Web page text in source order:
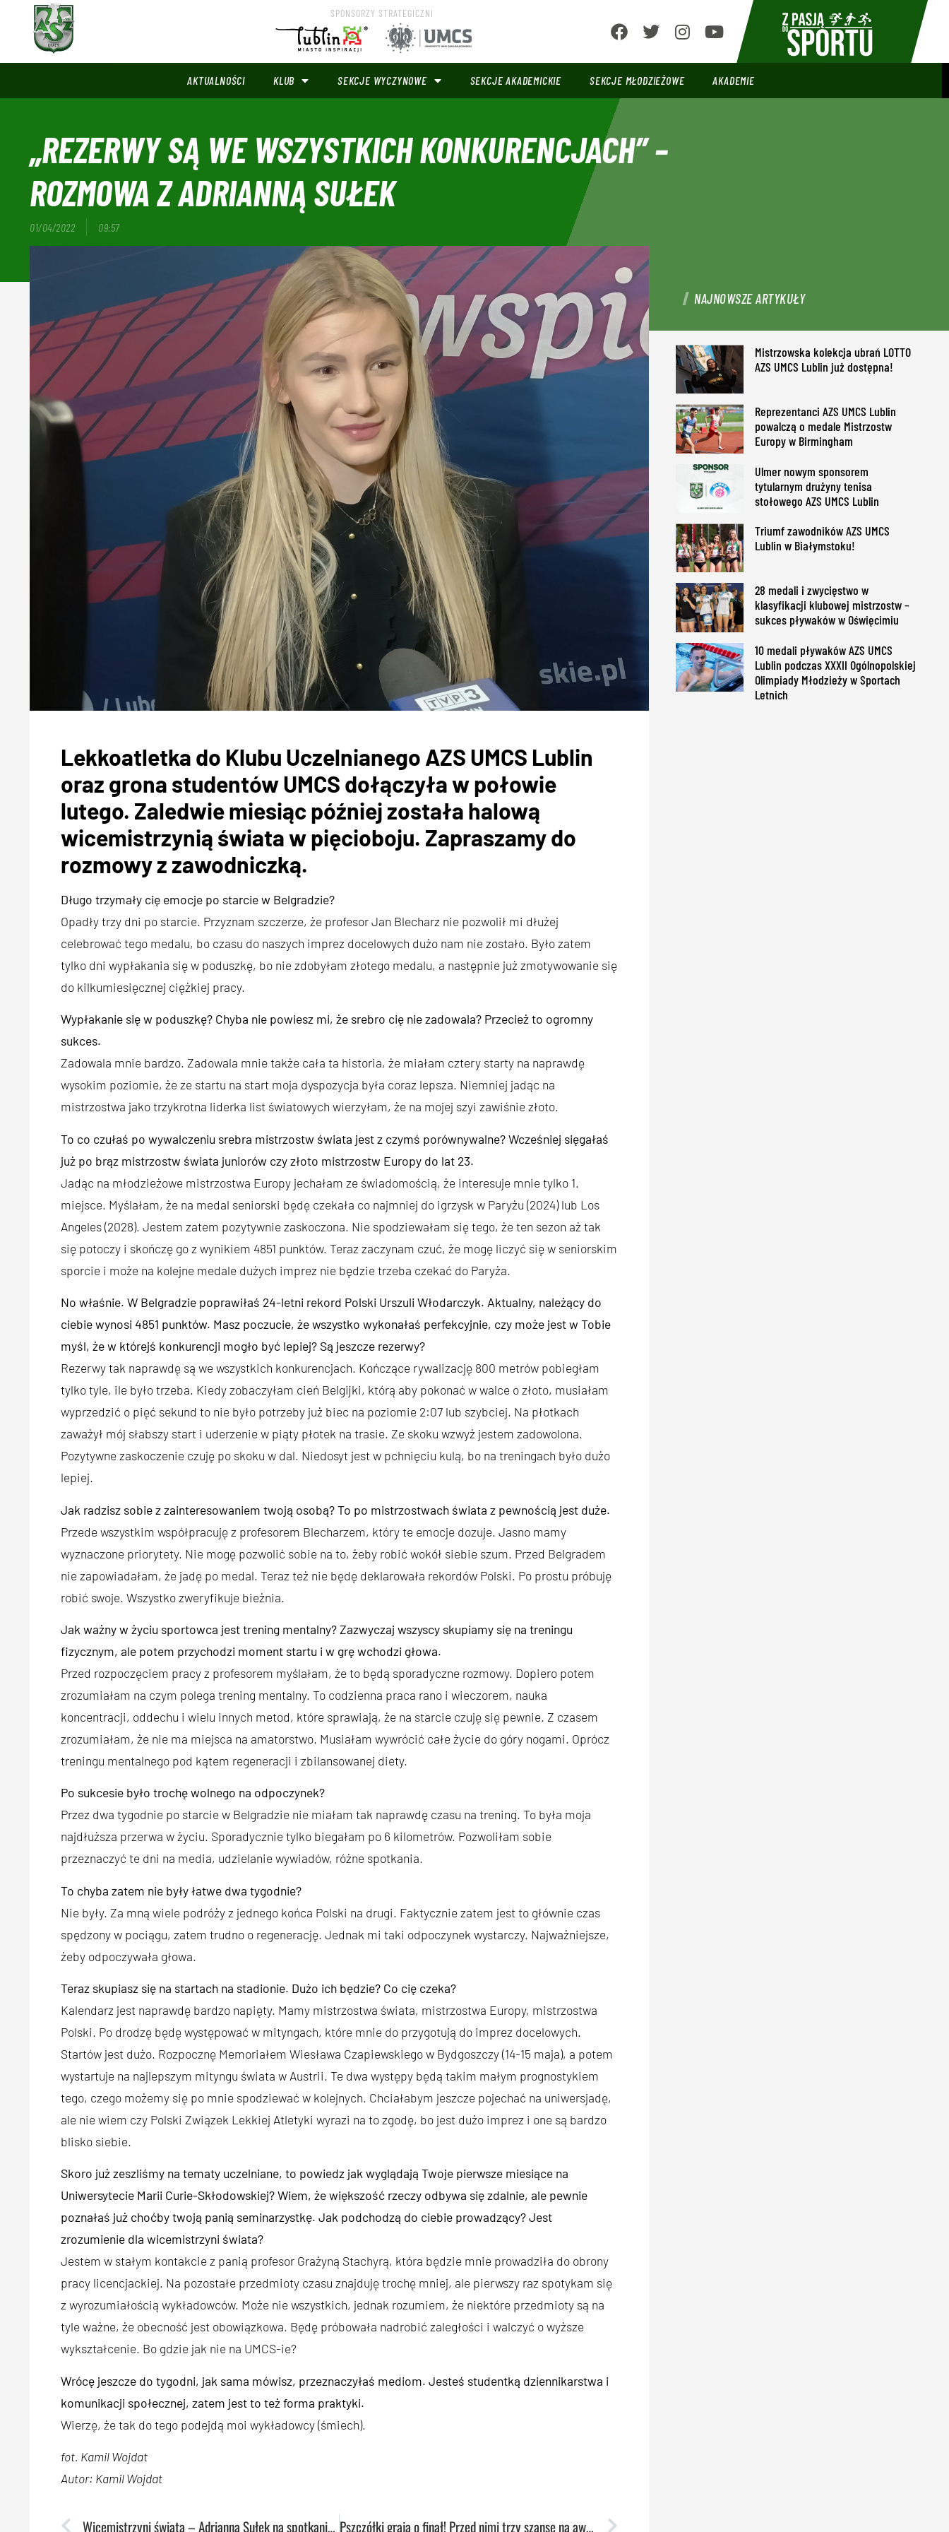
SPONSORZY STRATEGICZNI
AKTUALNOŚCI KLUB SEKCJE WYCZYNOWE SEKCJE AKADEMICKIE SEKCJE MŁODZIEŻOWE AKADEMIE
„REZERWY SĄ WE WSZYSTKICH KONKURENCJACH” –
ROZMOWA Z ADRIANNĄ SUŁEK
01/04/2022 09:57
Lekkoatletka do Klubu Uczelnianego AZS UMCS Lublin
oraz grona studentów UMCS dołączyła w połowie
lutego. Zaledwie miesiąc później została halową
wicemistrzynią świata w pięcioboju. Zapraszamy do
rozmowy z zawodniczką.
Długo trzymały cię emocje po starcie w Belgradzie?
Opadły trzy dni po starcie. Przyznam szczerze, że profesor Jan Blecharz nie pozwolił mi dłużej
celebrować tego medalu, bo czasu do naszych imprez docelowych dużo nam nie zostało. Było zatem
tylko dni wypłakania się w poduszkę, bo nie zdobyłam złotego medalu, a następnie już zmotywowanie się
do kilkumiesięcznej ciężkiej pracy.
Wypłakanie się w poduszkę? Chyba nie powiesz mi, że srebro cię nie zadowala? Przecież to ogromny
sukces.
Zadowala mnie bardzo. Zadowala mnie także cała ta historia, że miałam cztery starty na naprawdę
wysokim poziomie, że ze startu na start moja dyspozycja była coraz lepsza. Niemniej jadąc na
mistrzostwa jako trzykrotna liderka list światowych wierzyłam, że na mojej szyi zawiśnie złoto.
To co czułaś po wywalczeniu srebra mistrzostw świata jest z czymś porównywalne? Wcześniej sięgałaś
już po brąz mistrzostw świata juniorów czy złoto mistrzostw Europy do lat 23.
Jadąc na młodzieżowe mistrzostwa Europy jechałam ze świadomością, że interesuje mnie tylko 1.
miejsce. Myślałam, że na medal seniorski będę czekała co najmniej do igrzysk w Paryżu (2024) lub Los
Angeles (2028). Jestem zatem pozytywnie zaskoczona. Nie spodziewałam się tego, że ten sezon aż tak
się potoczy i skończę go z wynikiem 4851 punktów. Teraz zaczynam czuć, że mogę liczyć się w seniorskim
sporcie i może na kolejne medale dużych imprez nie będzie trzeba czekać do Paryża.
No właśnie. W Belgradzie poprawiłaś 24-letni rekord Polski Urszuli Włodarczyk. Aktualny, należący do
ciebie wynosi 4851 punktów. Masz poczucie, że wszystko wykonałaś perfekcyjnie, czy może jest w Tobie
myśl, że w którejś konkurencji mogło być lepiej? Są jeszcze rezerwy?
Rezerwy tak naprawdę są we wszystkich konkurencjach. Kończące rywalizację 800 metrów pobiegłam
tylko tyle, ile było trzeba. Kiedy zobaczyłam cień Belgijki, którą aby pokonać w walce o złoto, musiałam
wyprzedzić o pięć sekund to nie było potrzeby już biec na poziomie 2:07 lub szybciej. Na płotkach
zaważył mój słabszy start i uderzenie w piąty płotek na trasie. Ze skoku wzwyż jestem zadowolona.
Pozytywne zaskoczenie czuję po skoku w dal. Niedosyt jest w pchnięciu kulą, bo na treningach było dużo
lepiej.
Jak radzisz sobie z zainteresowaniem twoją osobą? To po mistrzostwach świata z pewnością jest duże.
Przede wszystkim współpracuję z profesorem Blecharzem, który te emocje dozuje. Jasno mamy
wyznaczone priorytety. Nie mogę pozwolić sobie na to, żeby robić wokół siebie szum. Przed Belgradem
nie zapowiadałam, że jadę po medal. Teraz też nie będę deklarowała rekordów Polski. Po prostu próbuję
robić swoje. Wszystko zweryfikuje bieżnia.
Jak ważny w życiu sportowca jest trening mentalny? Zazwyczaj wszyscy skupiamy się na treningu
fizycznym, ale potem przychodzi moment startu i w grę wchodzi głowa.
Przed rozpoczęciem pracy z profesorem myślałam, że to będą sporadyczne rozmowy. Dopiero potem
zrozumiałam na czym polega trening mentalny. To codzienna praca rano i wieczorem, nauka
koncentracji, oddechu i wielu innych metod, które sprawiają, że na starcie czuję się pewnie. Z czasem
zrozumiałam, że nie ma miejsca na amatorstwo. Musiałam wywrócić całe życie do góry nogami. Oprócz
treningu mentalnego pod kątem regeneracji i zbilansowanej diety.
Po sukcesie było trochę wolnego na odpoczynek?
Przez dwa tygodnie po starcie w Belgradzie nie miałam tak naprawdę czasu na trening. To była moja
najdłuższa przerwa w życiu. Sporadycznie tylko biegałam po 6 kilometrów. Pozwoliłam sobie
przeznaczyć te dni na media, udzielanie wywiadów, różne spotkania.
To chyba zatem nie były łatwe dwa tygodnie?
Nie były. Za mną wiele podróży z jednego końca Polski na drugi. Faktycznie zatem jest to głównie czas
spędzony w pociągu, zatem trudno o regenerację. Jednak mi taki odpoczynek wystarczy. Najważniejsze,
żeby odpoczywała głowa.
Teraz skupiasz się na startach na stadionie. Dużo ich będzie? Co cię czeka?
Kalendarz jest naprawdę bardzo napięty. Mamy mistrzostwa świata, mistrzostwa Europy, mistrzostwa
Polski. Po drodzę będę występować w mityngach, które mnie do przygotują do imprez docelowych.
Startów jest dużo. Rozpocznę Memoriałem Wiesława Czapiewskiego w Bydgoszczy (14-15 maja), a potem
wystartuje na najlepszym mityngu świata w Austrii. Te dwa występy będą takim małym prognostykiem
tego, czego możemy się po mnie spodziewać w kolejnych. Chciałabym jeszcze pojechać na uniwersjadę,
ale nie wiem czy Polski Związek Lekkiej Atletyki wyrazi na to zgodę, bo jest dużo imprez i one są bardzo
blisko siebie.
Skoro już zeszliśmy na tematy uczelniane, to powiedz jak wyglądają Twoje pierwsze miesiące na
Uniwersytecie Marii Curie-Skłodowskiej? Wiem, że większość rzeczy odbywa się zdalnie, ale pewnie
poznałaś już choćby twoją panią seminarzystkę. Jak podchodzą do ciebie prowadzący? Jest
zrozumienie dla wicemistrzyni świata?
Jestem w stałym kontakcie z panią profesor Grażyną Stachyrą, która będzie mnie prowadziła do obrony
pracy licencjackiej. Na pozostałe przedmioty czasu znajduję trochę mniej, ale pierwszy raz spotykam się
z wyrozumiałością wykładowców. Może nie wszystkich, jednak rozumiem, że niektóre przedmioty są na
tyle ważne, że obecność jest obowiązkowa. Będę próbowała nadrobić zaległości i walczyć o wyższe
wykształcenie. Bo gdzie jak nie na UMCS-ie?
Wrócę jeszcze do tygodni, jak sama mówisz, przeznaczyłaś mediom. Jesteś studentką dziennikarstwa i
komunikacji społecznej, zatem jest to też forma praktyki.
Wierzę, że tak do tego podejdą moi wykładowcy (śmiech).
fot. Kamil Wojdat
Autor: Kamil Wojdat
Wicemistrzyni świata – Adrianna Sułek na spotkaniu z Rektorem Pszczółki grają o finał! Przed nimi trzy szanse na awans. Pierwsza dziś
NAJNOWSZE ARTYKUŁY
Mistrzowska kolekcja ubrań LOTTO
AZS UMCS Lublin już dostępna!
Reprezentanci AZS UMCS Lublin
powalczą o medale Mistrzostw
Europy w Birmingham
Ulmer nowym sponsorem
tytularnym drużyny tenisa
stołowego AZS UMCS Lublin
Triumf zawodników AZS UMCS
Lublin w Białymstoku!
28 medali i zwycięstwo w
klasyfikacji klubowej mistrzostw –
sukces pływaków w Oświęcimiu
10 medali pływaków AZS UMCS
Lublin podczas XXXII Ogólnopolskiej
Olimpiady Młodzieży w Sportach
Letnich